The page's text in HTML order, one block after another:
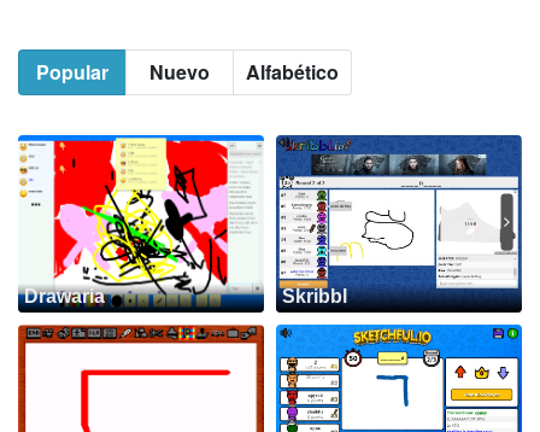
Popular Nuevo Alfabético
Drawaria Skribbl